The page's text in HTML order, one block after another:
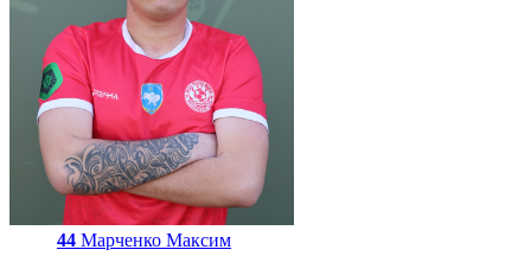
44 Марченко Максим